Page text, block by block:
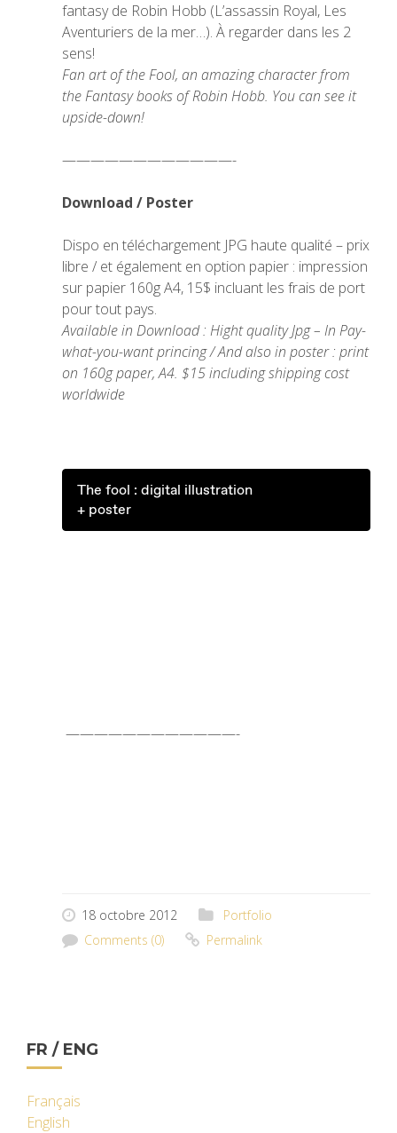
fantasy de Robin Hobb (L’assassin Royal, Les
Aventuriers de la mer…). À regarder dans les 2
sens!
Fan art of the Fool, an amazing character from
the Fantasy books of Robin Hobb. You can see it
upside-down!
————————————-
Download / Poster
Dispo en téléchargement JPG haute qualité – prix
libre / et également en option papier : impression
sur papier 160g A4, 15$ incluant les frais de port
pour tout pays.
Available in Download : Hight quality Jpg – In Pay-
what-you-want princing/ And also in poster : print
on 160g paper, A4. $15 including shipping cost
worldwide
The fool : digital illustration
+ poster
————————————-
18 octobre 2012
Portfolio
Comments (0)
Permalink
FR / ENG
Français
English